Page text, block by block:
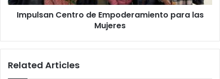
Impulsan Centro de Empoderamiento para las
Mujeres
Related Articles